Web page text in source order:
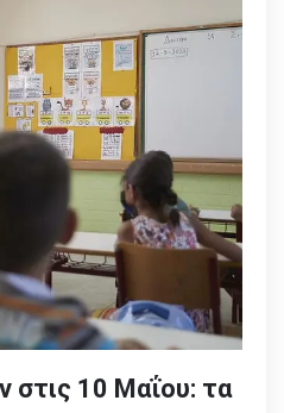
στις 10 Μαΐου: τα